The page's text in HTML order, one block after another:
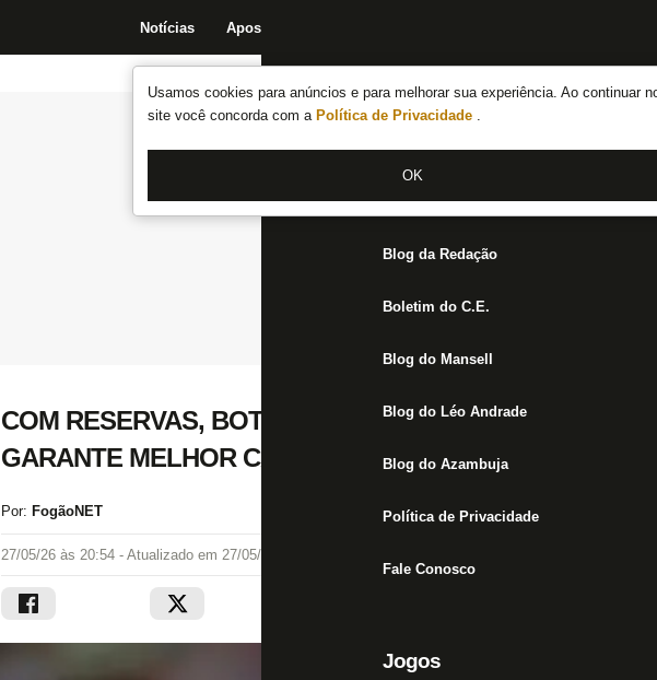
Usamos cookies para anúncios e para melhorar sua experiência. Ao continuar
site você concorda com a Política de Privacidade .
OK
Notícias Apostas
Notícias do Botafogo
Fórum
Jogos
Blog da Redação
Boletim do C.E.
Blog do Mansell
Blog do Léo Andrade
Blog do Azambuja
Política de Privacidade
Fale Conosco
Jogos
COM RESERVAS, BOTAFOGO VENCE CARACAS DE
GARANTE MELHOR CAMPANHA NA COPA SUL-
Por: FogãoNET
27/05/26 às 20:54 - Atualizado em 27/05/26 às 22:10